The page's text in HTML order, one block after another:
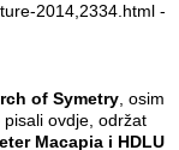
2014,2334.html-
of Symetry, osim
pisali ovdje, održat
Macapia i HDLU